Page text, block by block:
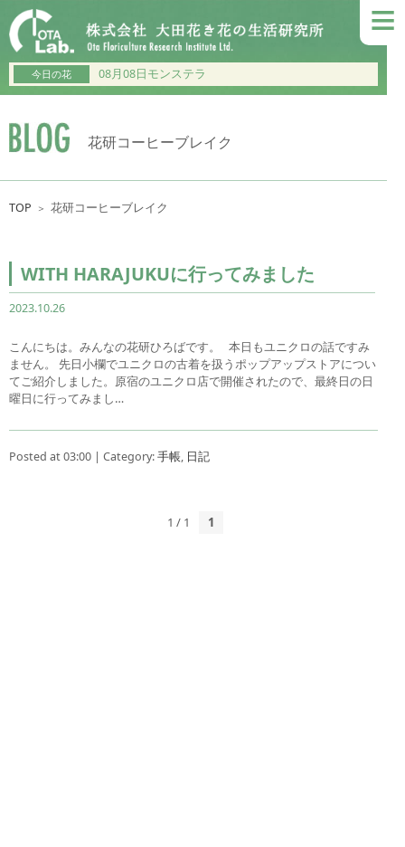
≡
今日の花 08月08日モンステラ
花研コーヒーブレイク
TOP ＞ 花研コーヒーブレイク
WITH HARAJUKUに行ってみました
2023.10.26
こんにちは。みんなの花研ひろばです。 本日もユニクロの話ですみ
ません。 先日小欄でユニクロの古着を扱うポップアップストアについ
てご紹介しました。原宿のユニクロ店で開催されたので、最終日の日
曜日に行ってみまし…
Posted at 03:00 | Category:手帳, 日記
1 / 1 1